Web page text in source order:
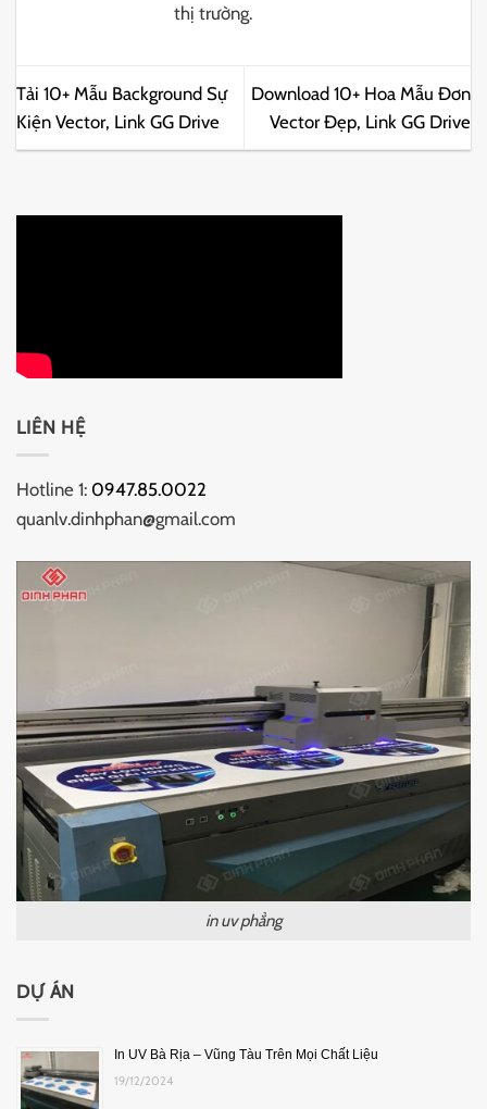
thị trường.
Tải 10+ Mẫu Background Sự
Kiện Vector, Link GG Drive
Download 10+ Hoa Mẫu Đơn
Vector Đẹp, Link GG Drive
LIÊN HỆ
Hotline 1: 0947.85.0022
quanlv.dinhphan@gmail.com
in uv phẳng
DỰ ÁN
In UV Bà Rịa – Vũng Tàu Trên Mọi Chất Liệu
19/12/2024